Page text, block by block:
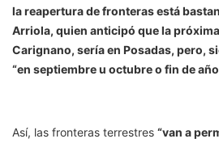
la reapertura de fronteras está
Arriola, quien anticipó que la
Carignano, sería en Posadas, pero,
“en septiembre u octubre o fin de
Así, las fronteras terrestres “van a